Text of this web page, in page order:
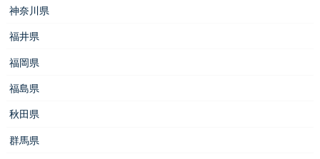
神奈川県
福井県
福岡県
福島県
秋田県
群馬県